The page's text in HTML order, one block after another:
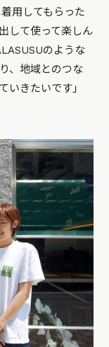
用してもらった
して使って楽しん
のような
、地域とのつな
いきたいです」